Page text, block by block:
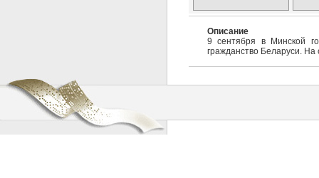
Описание
9 сентября в Минской
гражданство Беларуси.